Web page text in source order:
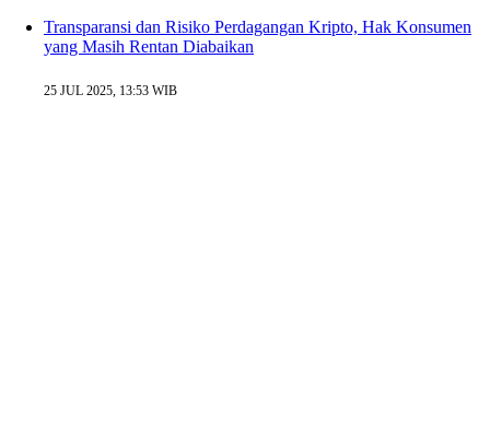
Transparansi dan Risiko Perdagangan Kripto, Hak Konsumen
yang Masih Rentan Diabaikan
25 JUL 2025, 13:53 WIB